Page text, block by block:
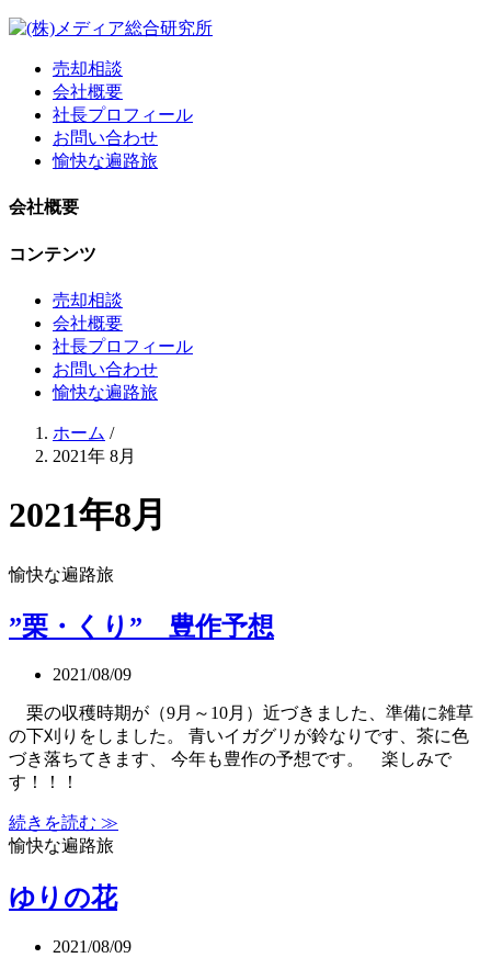
売却相談
会社概要
社長プロフィール
お問い合わせ
愉快な遍路旅
会社概要
コンテンツ
売却相談
会社概要
社長プロフィール
お問い合わせ
愉快な遍路旅
ホーム /
2021年 8月
2021年8月
愉快な遍路旅
”栗・くり” 豊作予想
2021/08/09
栗の収穫時期が（9月～10月）近づきました、準備に雑草
の下刈りをしました。 青いイガグリが鈴なりです、茶に色
づき落ちてきます、 今年も豊作の予想です。 楽しみで
す！！！
続きを読む ≫
愉快な遍路旅
ゆりの花
2021/08/09